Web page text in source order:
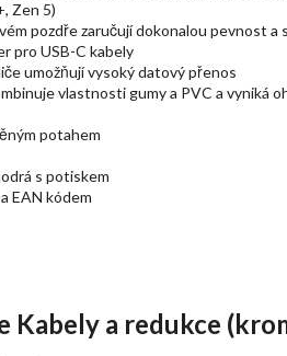
Zen 5)
pozdře zaručují dokonalou pevnost a
pro USB-C kabely
umožňují vysoký datový přenos
vlastnosti gumy a PVC a vyniká
potahem
s potiskem
EAN kódem
Kabely a redukce